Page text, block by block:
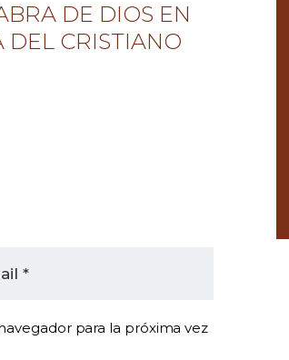
DE DIOS EN
DEL CRISTIANO
para la próxima vez